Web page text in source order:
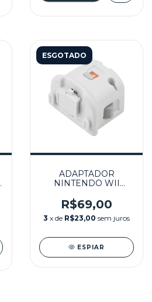
ESGOTADO
ADAPTADOR
NINTENDO WII
BRANCO -
NINTENDO WII
R$69,00
3 x de R$23,00 sem juros
ESPIAR